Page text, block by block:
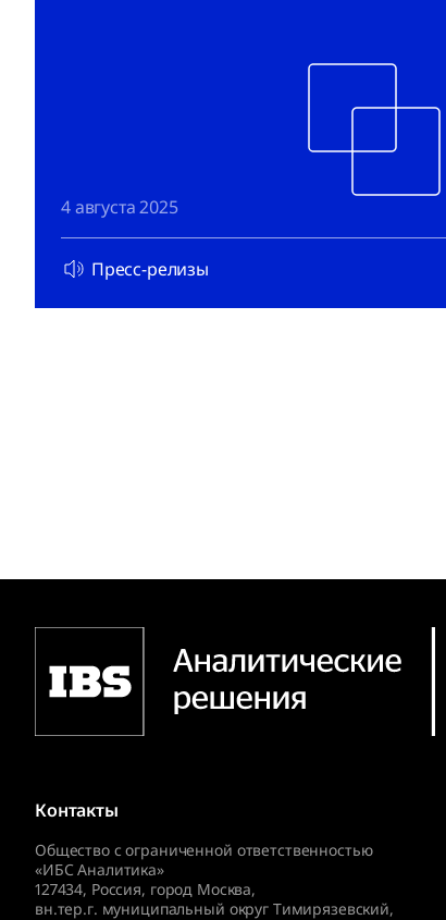
4 августа 2025
Пресс-релизы
Контакты
Общество с ограниченной ответственностью
«ИБС Аналитика»
127434, Россия, город Москва,
вн.тер.г. муниципальный округ Тимирязевский,